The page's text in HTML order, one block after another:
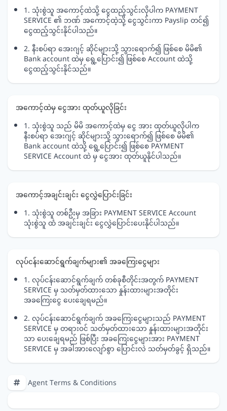
1. သုံးစွဲသူ အကောင့်ထဲသို့ ငွေထည့်သွင်းလိုပါက PAYMENT
SERVICE ၏ ဘဏ် အကောင့်ထဲ့သို့ ငွေသွင်းကာ Payslip တင်၍
ငွေထည့်သွင်းနိုင်ပါသည်။
2. နီးစပ်ရာ အေးဂျင့် ဆိုင်များသို့ သွားရောက်၍ ဖြစ်စေ မိမိ၏
Bank account ထဲမှ ရွေ့ပြောင်း၍ ဖြစ်စေ Account ထဲသို့
ငွေထည့်သွင်းနိုင်သည်။
အကောင့်ထဲမှ ငွေအား ထုတ်ယူလိုခြင်း
1. သုံးစွဲသူ သည် မိမိ အကောင့်ထဲမှ ငွေ အား ထုတ်ယူလိုပါက
နီးစပ်ရာ အေးဂျင့် ဆိုင်များသို့ သွားရောက်၍ ဖြစ်စေ မိမိ၏
Bank account ထဲသို့ ရွေ့ပြောင်း၍ ဖြစ်စေ PAYMENT
SERVICE Account ထဲ မှ ငွေအား ထုတ်ယူနိုင်ပါသည်။
အကောင့်အချင်းချင်း ငွေလွှဲပြောင်းခြင်း
1. သုံးစွဲသူ တစ်ဦးမှ အခြား PAYMENT SERVICE Account
သုံးစွဲသူ ထံ အချင်းချင်း ငွေလွှဲပြောင်းပေးနိုင်ပါသည်။
လုပ်ငန်းဆောင်ရွက်ချက်များ၏ အခကြေးငွေများ
1. လုပ်ငန်းဆောင်ရွက်ချက် တစ်ခုစီတိုင်းအတွက် PAYMENT
SERVICE မှ သတ်မှတ်ထားသော နှုန်းထားများအတိုင်း
အခကြေးငွေ ပေးချေရမည်။
2. လုပ်ငန်းဆောင်ရွက်ချက် အခကြေးငွေများသည် PAYMENT
SERVICE မှ တရားဝင် သတ်မှတ်ထားသော နှုန်းထားများအတိုင်း
သာ ပေးချေရမည် ဖြစ်ပြီး အခကြေးငွေများအား PAYMENT
SERVICE မှ အခါအားလျော်စွာ ပြောင်းလဲ သတ်မှတ်ခွင့် ရှိသည်။
Agent Terms & Conditions